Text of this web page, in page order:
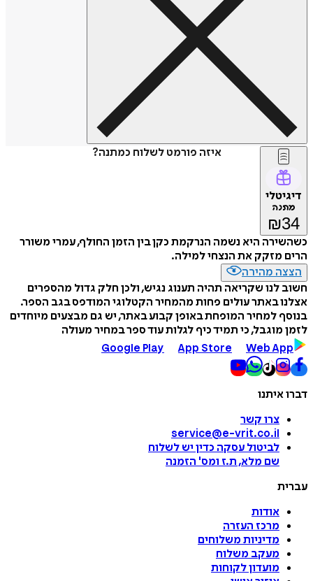
איזה פורמט לשלוח כמתנה?
דיגיטלי
מתנה
₪34
כשהשירה היא נשמה הנרקמת כקן בין הזמן החולף, עמרי משורר
הרים מזקק את הנצחי למילה.
הצצה מהירה
חשוב לנו שקריאה תהיה תענוג נגיש, ולכן חלק גדול מהספרים
אצלנו באתר עולים פחות מהמחיר הקטלוגי המודפס בגב הספר.
בנוסף למחיר המופחת באופן קבוע באתר, יש גם מבצעים מיוחדים
לזמן מוגבל, כי תמיד כיף לגלות עוד ספר במחיר מעולה
Google Play
App Store Web App
דברו איתנו
צרו קשר
service@e-vrit.co.il
לביטול עסקה כדין יש לשלוח
שם מלא, ת.ז ומס' הזמנה
עברית
אודות
מרכז העזרה
מדיניות משלוחים
מעקב משלוח
מועדון לקוחות